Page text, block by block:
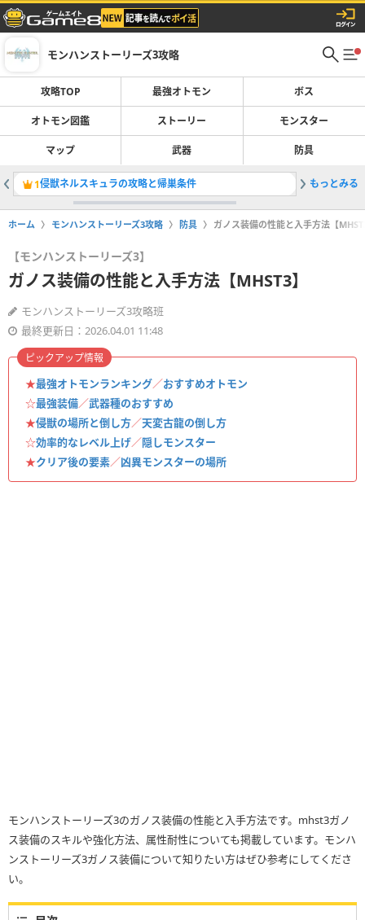
モンハンストーリーズ3攻略
攻略TOP 最強オトモン ボス
オトモン図鑑 ストーリー モンスター
マップ 武器 防具
1侵獣ネルスキュラの攻略と帰巣条件 2侵獣の
もっとみる
ホーム モンハンストーリーズ3攻略 防具 ガノス装備の性能と入手方法【
【モンハンストーリーズ3】
ガノス装備の性能と入手方法【MHST3】
モンハンストーリーズ3攻略班
最終更新日：2026.04.01 11:48
★最強オトモンランキング／おすすめオトモン
☆最強装備／武器種のおすすめ
★侵獣の場所と倒し方／天変古龍の倒し方
☆効率的なレベル上げ／隠しモンスター
★クリア後の要素／凶異モンスターの場所
ピックアップ情報
モンハンストーリーズ3のガノス装備の性能と入手方法です。mhst3ガノ
ス装備のスキルや強化方法、属性耐性についても掲載しています。モンハ
ンストーリーズ3ガノス装備について知りたい方はぜひ参考にしてくださ
い。